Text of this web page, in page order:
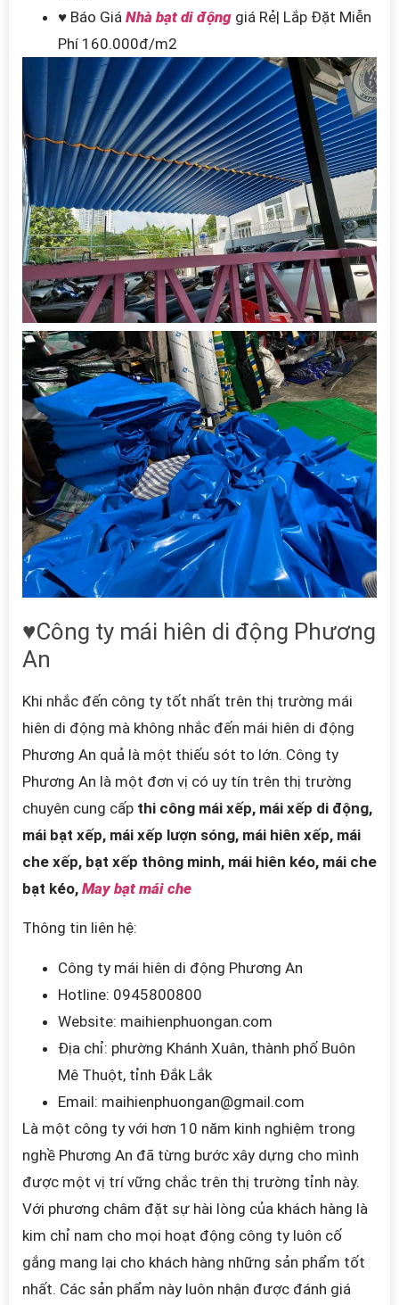
♥ Báo Giá Nhà bạt di động giá Rẻ| Lắp Đặt Miễn
Phí 160.000đ/m2
♥Công ty mái hiên di động Phương
An
Khi nhắc đến công ty tốt nhất trên thị trường mái
hiên di động mà không nhắc đến mái hiên di động
Phương An quả là một thiếu sót to lớn. Công ty
Phương An là một đơn vị có uy tín trên thị trường
chuyên cung cấp thi công mái xếp, mái xếp di động,
mái bạt xếp, mái xếp lượn sóng, mái hiên xếp, mái
che xếp, bạt xếp thông minh, mái hiên kéo, mái che
bạt kéo, May bạt mái che
Thông tin liên hệ:
Công ty mái hiên di động Phương An
Hotline: 0945800800
Website: maihienphuongan.com
Địa chỉ: phường Khánh Xuân, thành phố Buôn
Mê Thuột, tỉnh Đắk Lắk
Email: maihienphuongan@gmail.com
Là một công ty với hơn 10 năm kinh nghiệm trong
nghề Phương An đã từng bước xây dựng cho mình
được một vị trí vững chắc trên thị trường tỉnh này.
Với phương châm đặt sự hài lòng của khách hàng là
kim chỉ nam cho mọi hoạt động công ty luôn cố
gắng mang lại cho khách hàng những sản phẩm tốt
nhất. Các sản phẩm này luôn nhận được đánh giá